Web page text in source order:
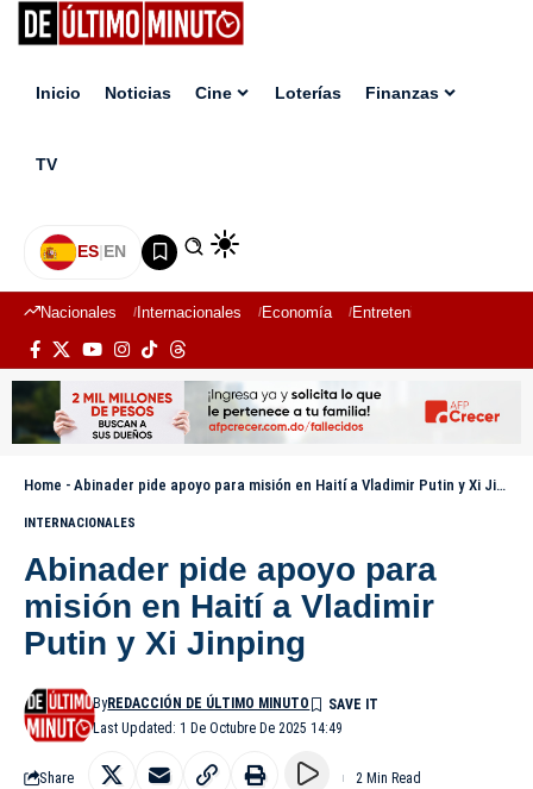
Inicio Noticias Cine Loterías Finanzas
TV
ES|EN
Nacionales Internacionales Economía Entretenimiento
Home - Abinader pide apoyo para misión en Haití a Vladimir Putin y Xi Jinping
INTERNACIONALES
Abinader pide apoyo para
misión en Haití a Vladimir
Putin y Xi Jinping
Last Updated: 1 De Octubre De 2025 14:49
ByREDACCIÓN DE ÚLTIMO MINUTO
Share 2 Min Read